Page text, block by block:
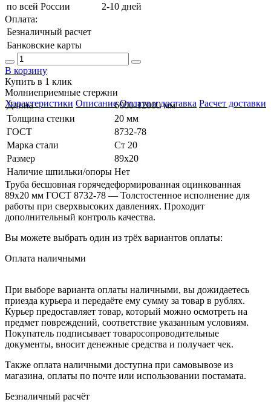
по всей России
2-10 дней
Оплата:
Безналичный расчет
Банковские карты
В корзину
Купить в 1 клик
Молниеприемные стержни
Характеристики Описание Оплата и доставка Расчет доставки
Длина
6000-12000 мм
Толщина стенки
20 мм
ГОСТ
8732-78
Марка стали
Ст 20
Размер
89х20
Наличие шпильки/опоры Нет
Труба бесшовная горячедеформированная оцинкованная
89х20 мм ГОСТ 8732-78 — Толстостенное исполнение для
работы при сверхвысоких давлениях. Проходит
дополнительный контроль качества.
Вы можете выбрать один из трёх вариантов оплаты:
Оплата наличными
При выборе варианта оплаты наличными, вы дожидаетесь
приезда курьера и передаёте ему сумму за товар в рублях.
Курьер предоставляет товар, который можно осмотреть на
предмет повреждений, соответствие указанным условиям.
Покупатель подписывает товаросопроводительные
документы, вносит денежные средства и получает чек.
Также оплата наличными доступна при самовывозе из
магазина, оплаты по почте или использовании постамата.
Безналичный расчёт